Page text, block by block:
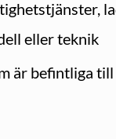
eller teknik
är befintliga